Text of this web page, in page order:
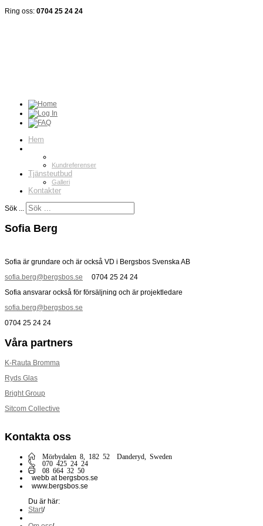
Ring oss: 0704 25 24 24
Hem
Kundreferenser
Tjänsteutbud
Galleri
Kontakter
Sök ...
Sofia Berg
Sofia är grundare och är också VD i Bergsbos Svenska AB
sofia.berg@bergsbos.se 0704 25 24 24
Sofia ansvarar också för försäljning och är projektledare
sofia.berg@bergsbos.se
0704 25 24 24
Våra partners
K-Rauta Bromma
Ryds Glas
Bright Group
Sitcom Collective
Kontakta oss
Mörbydalen 8, 182 52 Danderyd, Sweden
070 425 24 24
08 664 32 50
webb at bergsbos.se
www.bergsbos.se
Du är här:
Start/